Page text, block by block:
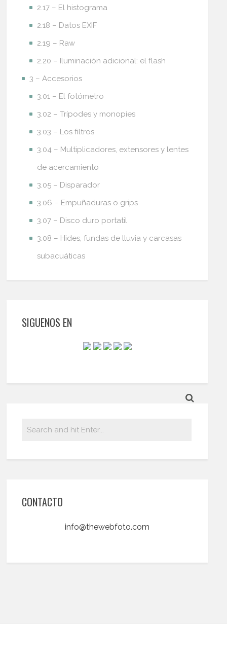
2.17 – El histograma
2.18 – Datos EXIF
2.19 – Raw
2.20 – Iluminación adicional: el flash
3 – Accesorios
3.01 – El fotómetro
3.02 – Trípodes y monopies
3.03 – Los filtros
3.04 – Multiplicadores, extensores y lentes
de acercamiento
3.05 – Disparador
3.06 – Empuñaduras o grips
3.07 – Disco duro portatil
3.08 – Hides, fundas de lluvia y carcasas
subacuáticas
SIGUENOS EN
CONTACTO
info@thewebfoto.com